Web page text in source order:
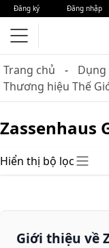
Đăng ký Đăng nhập
Trang chủ
Dụng
Thương hiệu Thế
Zassenhaus
Hiển thị bộ lọc
Giới thiệu về